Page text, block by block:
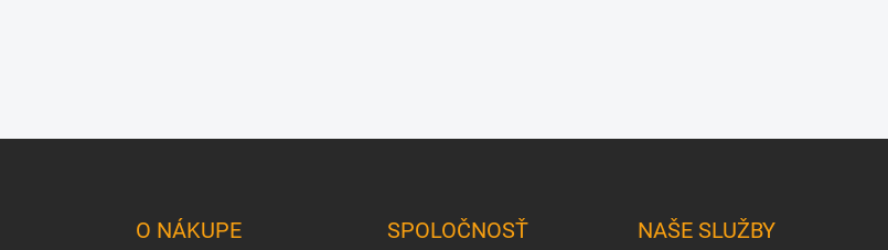
O NÁKUPE SPOLOČNOSŤ NAŠE SLUŽBY